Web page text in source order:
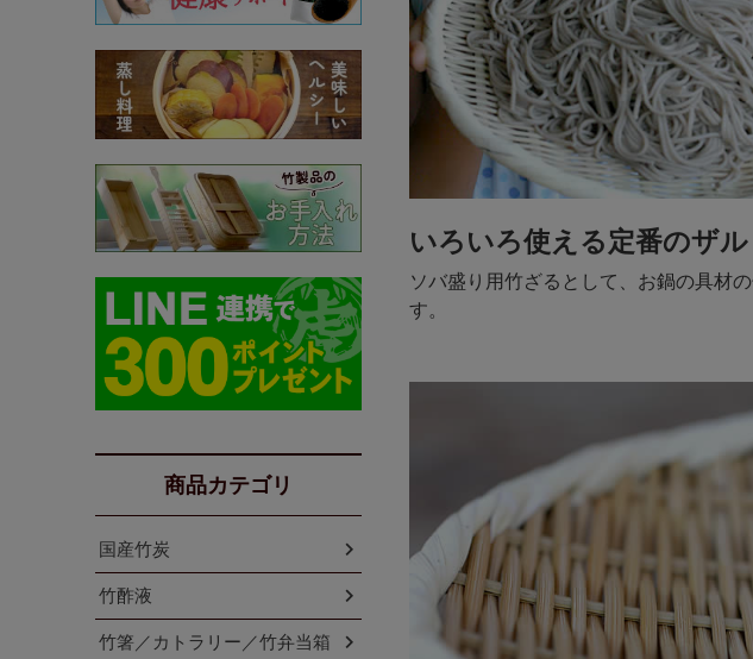
いろいろ使える定番のザル
ソバ盛り用竹ざるとして、お鍋の具材
す。
商品カテゴリ
国産竹炭
竹酢液
竹箸／カトラリー／竹弁当箱